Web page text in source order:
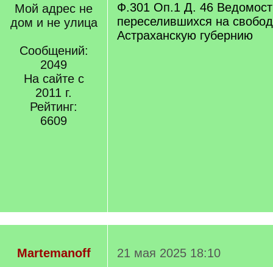
Мой адрес не
дом и не улица
Сообщений:
2049
На сайте с
2011 г.
Рейтинг:
6609
Ф.301 Оп.1 Д. 46
переселившихся на
Астраханскую губернию
Martemanoff 21 мая 2025 18:10